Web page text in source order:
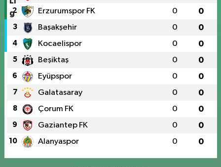
2 Erzurumspor FK 0 0
3 Başakşehir 0 0
4 Kocaelispor 0 0
5 Beşiktaş 0 0
6 Eyüpspor 0 0
7 Galatasaray 0 0
8 Çorum FK 0 0
9 Gaziantep FK 0 0
10 Alanyaspor 0 0